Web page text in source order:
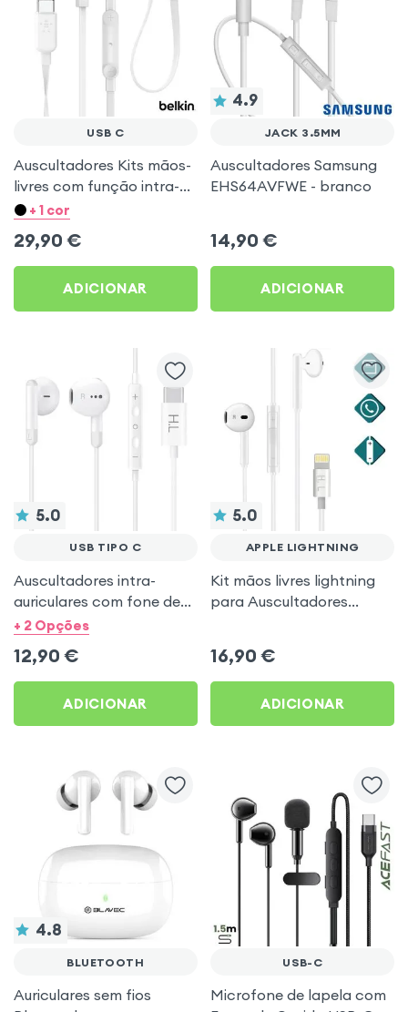
USB C
Auscultadores Kits mãos-
livres com função intra-
auricular Branco
+ 1 cor
29,90 €
ADICIONAR
4.9
JACK 3.5MM
Auscultadores Samsung
EHS64AVFWE - branco
14,90 €
ADICIONAR
5.0
USB TIPO C
Auscultadores intra-
auriculares com fone de
ouvido USB tipo C -
+ 2 Opções
12,90 €
ADICIONAR
5.0
APPLE LIGHTNING
Kit mãos livres lightning
para Auscultadores
16,90 €
ADICIONAR
4.8
BLUETOOTH
Auriculares sem fios
USB-C
Microfone de lapela com